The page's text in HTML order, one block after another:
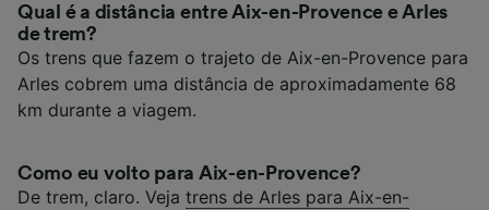
Qual é a distância entre Aix-en-Provence e Arles
de trem?
Os trens que fazem o trajeto de Aix-en-Provence para
Arles cobrem uma distância de aproximadamente 68
km durante a viagem.
Como eu volto para Aix-en-Provence?
De trem, claro. Veja trens de Arles para Aix-en-